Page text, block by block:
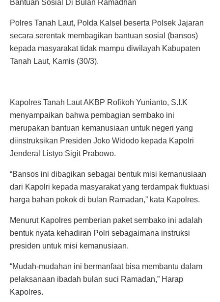
Bantuan Sosial Di Bulan Ramadhan
Polres Tanah Laut, Polda Kalsel beserta Polsek Jajaran
secara serentak membagikan bantuan sosial (bansos)
kepada masyarakat tidak mampu diwilayah Kabupaten
Tanah Laut, Kamis (30/3).
Kapolres Tanah Laut AKBP Rofikoh Yunianto, S.I.K
menyampaikan bahwa pembagian sembako ini
merupakan bantuan kemanusiaan untuk negeri yang
diinstruksikan Presiden Joko Widodo kepada Kapolri
Jenderal Listyo Sigit Prabowo.
“Bansos ini dibagikan sebagai bentuk misi kemanusiaan
dari Kapolri kepada masyarakat yang terdampak fluktuasi
harga bahan pokok di bulan Ramadan,” kata Kapolres.
Menurut Kapolres pemberian paket sembako ini adalah
bentuk nyata kehadiran Polri sebagaimana instruksi
presiden untuk misi kemanusiaan.
“Mudah-mudahan ini bermanfaat bisa membantu dalam
pelaksanaan ibadah bulan suci Ramadan,” Harap
Kapolres.